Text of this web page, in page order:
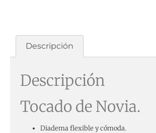
Descripción
Descripción
Tocado de Novia.
Diadema flexible y cómoda.